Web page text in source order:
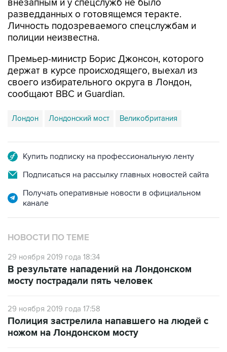
внезапным и у спецслужб не было
разведданных о готовящемся теракте.
Личность подозреваемого спецслужбам и
полиции неизвестна.
Премьер-министр Борис Джонсон, которого
держат в курсе происходящего, выехал из
своего избирательного округа в Лондон,
сообщают BBC и Guardian.
Лондон Лондонский мост Великобритания
Купить подписку на профессиональную ленту
Подписаться на рассылку главных новостей сайта
Получать оперативные новости в официальном
канале
НОВОСТИ ПО ТЕМЕ
29 ноября 2019 года 18:34
В результате нападений на Лондонском
мосту пострадали пять человек
29 ноября 2019 года 17:58
Полиция застрелила напавшего на людей с
ножом на Лондонском мосту